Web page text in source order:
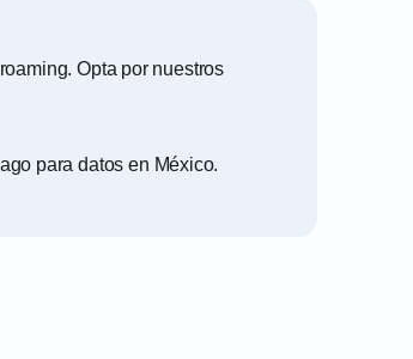
Opta por nuestros
para datos en México.